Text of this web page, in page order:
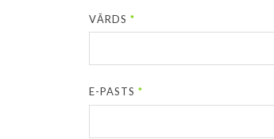
VĀRDS*
E-PASTS*